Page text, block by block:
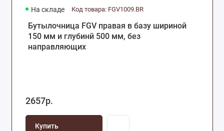
На складе Код товара: FGV1009.BR
Бутылочница FGV правая в базу шириной
150 мм и глубинй 500 мм, без
направляющих
2657р.
Купить